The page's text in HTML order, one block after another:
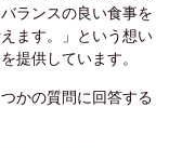
ランスの良い食事を
ます。」という想い
提供しています。
かの質問に回答する